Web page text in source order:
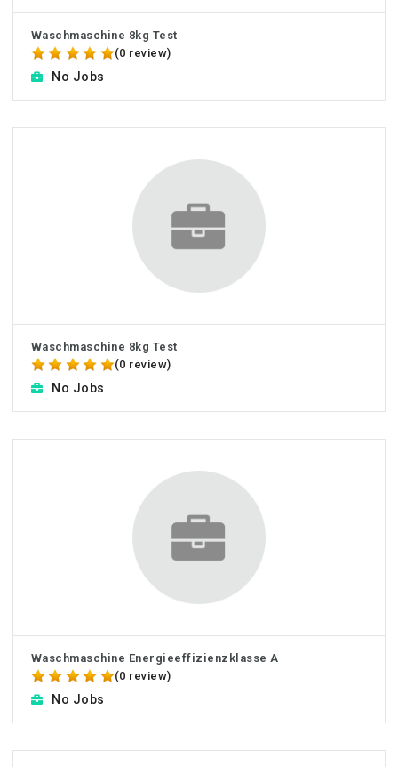
Waschmaschine 8kg Test
(0 review)
No Jobs
Waschmaschine 8kg Test
(0 review)
No Jobs
Waschmaschine Energieeffizienzklasse A
(0 review)
No Jobs